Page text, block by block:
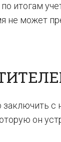
итогам
не может
с
он